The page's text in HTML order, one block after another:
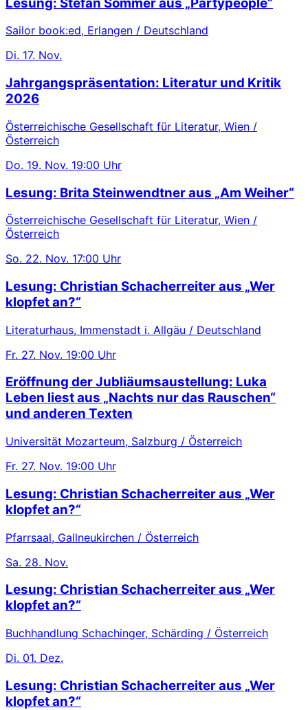
Sailor book:ed, Erlangen / Deutschland
Di. 17. Nov.
Jahrgangspräsentation: Literatur und Kritik
2026
Österreichische Gesellschaft für Literatur, Wien /
Österreich
Do. 19. Nov. 19:00 Uhr
Lesung: Brita Steinwendtner aus „Am Weiher“
Österreichische Gesellschaft für Literatur, Wien /
Österreich
So. 22. Nov. 17:00 Uhr
Lesung: Christian Schacherreiter aus „Wer
klopfet an?“
Literaturhaus, Immenstadt i. Allgäu / Deutschland
Fr. 27. Nov. 19:00 Uhr
Eröffnung der Jubliäumsaustellung: Luka
Leben liest aus „Nachts nur das Rauschen“
und anderen Texten
Universität Mozarteum, Salzburg / Österreich
Fr. 27. Nov. 19:00 Uhr
Lesung: Christian Schacherreiter aus „Wer
klopfet an?“
Pfarrsaal, Gallneukirchen / Österreich
Sa. 28. Nov.
Lesung: Christian Schacherreiter aus „Wer
klopfet an?“
Buchhandlung Schachinger, Schärding / Österreich
Di. 01. Dez.
Lesung: Christian Schacherreiter aus „Wer
klopfet an?“